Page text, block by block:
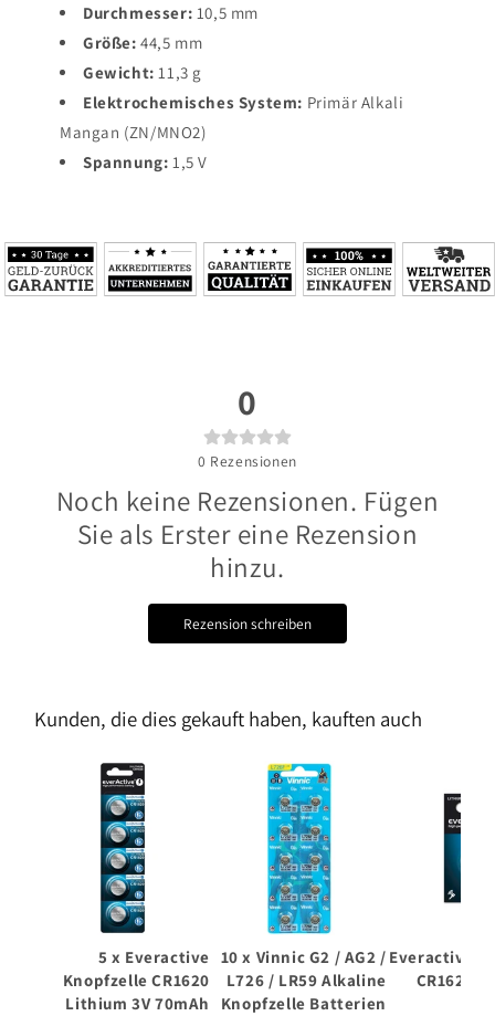
Durchmesser: 10,5 mm
Größe: 44,5 mm
Gewicht: 11,3 g
Elektrochemisches System: Primär Alkali
Mangan (ZN/MNO2)
Spannung: 1,5 V
0
0 Rezensionen
Noch keine Rezensionen. Fügen
Sie als Erster eine Rezension
hinzu.
Rezension schreiben
Kunden, die dies gekauft haben, kauften auch
5 x Everactive
Knopfzelle CR1620
Lithium 3V 70mAh
10 x Vinnic G2 / AG2 /
L726 / LR59 Alkaline
Knopfzelle Batterien
Everactive
CR1620